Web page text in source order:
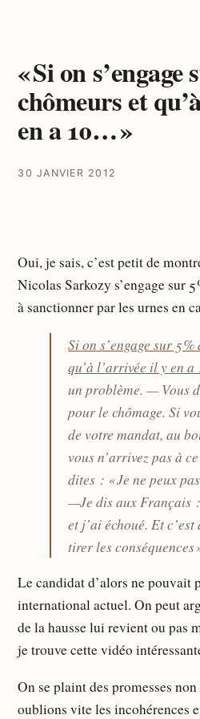
« Si on s’engage
chômeurs et
en a 10… »
30 JANVIER 2012
Oui, je sais, c’est petit de
Nicolas Sarkozy s’engage sur
à sanctionner par les urnes en
Si on s’engage sur 5
qu’à l’arrivée il y en a
un problème. — Vous
pour le chômage. Si
de votre mandat, au
vous n’arrivez pas à
dites : « Je ne peux
—Je dis aux Français :
et j’ai échoué. Et
tirer les conséquences
Le candidat d’alors ne pouvait
international actuel. On peut
de la hausse lui revient ou pas
je trouve cette vidéo
On se plaint des promesses
oublions vite les incohérences